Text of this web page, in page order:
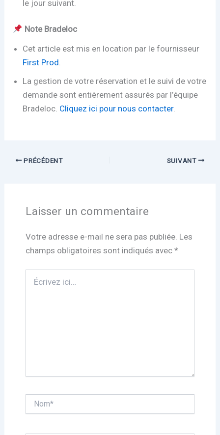
le jour suivant.
Note Bradeloc
Cet article est mis en location par le fournisseur
First Prod.
La gestion de votre réservation et le suivi de votre
demande sont entièrement assurés par l’équipe
Bradeloc. Cliquez ici pour nous contacter.
PRÉCÉDENT SUIVANT
Laisser un commentaire
Votre adresse e-mail ne sera pas publiée. Les
champs obligatoires sont indiqués avec *
ici…